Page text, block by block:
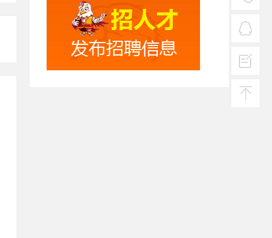
热线
客服
建议